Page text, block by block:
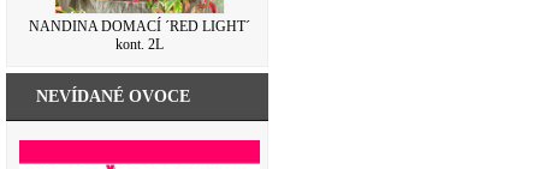
NANDINA DOMACÍ ´RED LIGHT´
kont. 2L
NEVÍDANÉ OVOCE